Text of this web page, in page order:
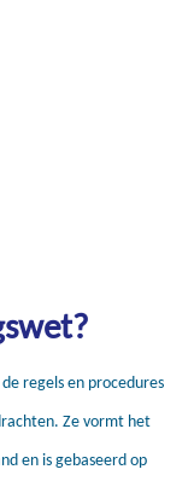
regels en procedures
Ze vormt het
en is gebaseerd op